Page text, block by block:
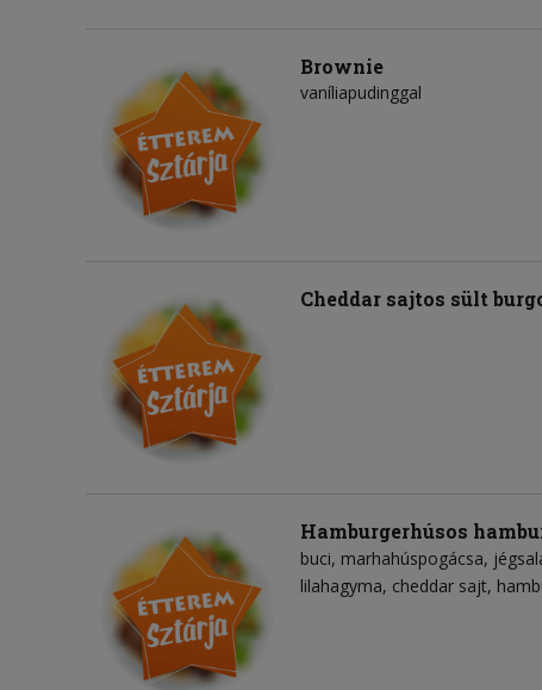
Brownie
vaníliapudinggal
Cheddar sajtos sült
Hamburgerhúsos
buci marhahúspogácsa
lilahagyma cheddar sajt